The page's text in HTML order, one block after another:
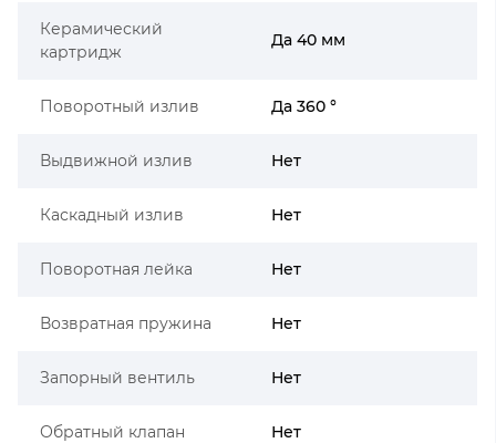
Керамический
картридж
Да 40 мм
Поворотный излив Да 360 °
Выдвижной излив Нет
Каскадный излив Нет
Поворотная лейка Нет
Возвратная пружина Нет
Запорный вентиль Нет
Обратный клапан Нет